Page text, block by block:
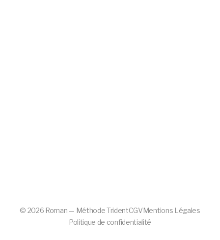
© 2026 Roman — Méthode TridentCGVMentions Légales
Politique de confidentialité